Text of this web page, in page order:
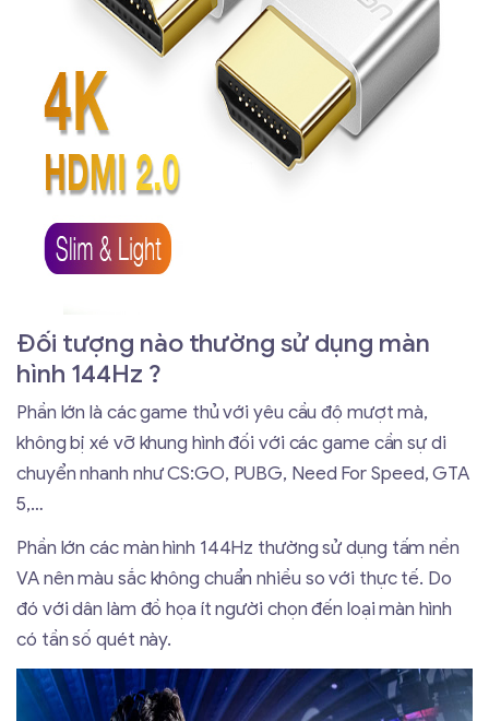
Đối tượng nào thường sử dụng màn
hình 144Hz ?
Phần lớn là các game thủ với yêu cầu độ mượt mà,
không bị xé vỡ khung hình đối với các game cần sự di
chuyển nhanh như CS:GO, PUBG, Need For Speed, GTA
5,…
Phần lớn các màn hình 144Hz thường sử dụng tấm nền
VA nên màu sắc không chuẩn nhiều so với thực tế. Do
đó với dân làm đồ họa ít người chọn đến loại màn hình
có tần số quét này.